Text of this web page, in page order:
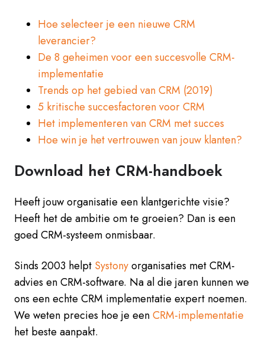
Hoe selecteer je een nieuwe CRM
leverancier?
De 8 geheimen voor een succesvolle CRM-
implementatie
Trends op het gebied van CRM (2019)
5 kritische succesfactoren voor CRM
Het implementeren van CRM met succes
Hoe win je het vertrouwen van jouw klanten?
Download het CRM-handboek
Heeft jouw organisatie een klantgerichte visie?
Heeft het de ambitie om te groeien? Dan is een
goed CRM-systeem onmisbaar.
Sinds 2003 helpt Systonyorganisaties met CRM-
advies en CRM-software. Na al die jaren kunnen we
ons een echte CRM implementatie expert noemen.
We weten precies hoe je eenCRM-implementatie
het beste aanpakt.